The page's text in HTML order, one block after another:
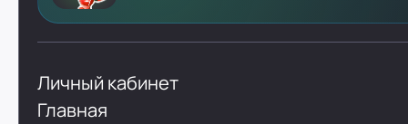
Личный кабинет
Главная